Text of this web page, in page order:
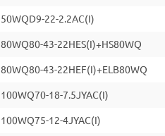
50WQD9-22-2.2AC(I)
80WQ80-43-22HES(I)+HS80WQ
80WQ80-43-22HEF(I)+ELB80WQ
100WQ70-18-7.5JYAC(I)
100WQ75-12-4JYAC(I)